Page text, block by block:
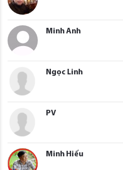
Minh Anh
Ngọc Linh
PV
Minh Hiếu